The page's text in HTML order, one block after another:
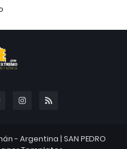
- Argentina | SAN PEDRO